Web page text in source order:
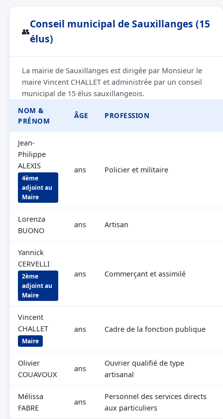
👥
Conseil municipal de Sauxillanges (15
élus)
La mairie de Sauxillanges est dirigée par Monsieur le
maire Vincent CHALLET et administrée par un conseil
municipal de 15 élus sauxillangeois.
NOM &
PRÉNOM
ÂGE PROFESSION
Jean-
Philippe
ALEXIS
4ème
adjoint au
Maire
ans Policier et militaire
Lorenza
BUONO
ans Artisan
Yannick
CERVELLI
2ème
adjoint au
Maire
ans Commerçant et assimilé
Vincent
CHALLET
Maire
ans Cadre de la fonction publique
Olivier
COUAVOUX
ans
Ouvrier qualifié de type
artisanal
Mélissa
FABRE
ans
Personnel des services directs
aux particuliers